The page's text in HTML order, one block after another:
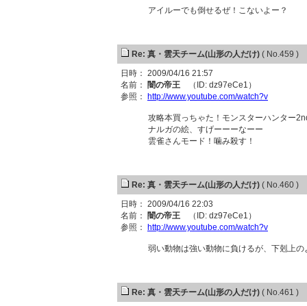
アイルーでも倒せるぜ！こないよー？
Re: 真・雲天チーム(山形の人だけ) ( No.459 )
日時： 2009/04/16 21:57
名前： 闇の帝王 （ID: dz97eCe1）
参照： http://www.youtube.com/watch?v
攻略本買っちゃた！モンスターハンター
ナルガの絵、すげーーーなーー
雲雀さんモード！噛み殺す！
Re: 真・雲天チーム(山形の人だけ) ( No.460 )
日時： 2009/04/16 22:03
名前： 闇の帝王 （ID: dz97eCe1）
参照： http://www.youtube.com/watch?v
弱い動物は強い動物に負けるが、下剋上
Re: 真・雲天チーム(山形の人だけ) ( No.461 )